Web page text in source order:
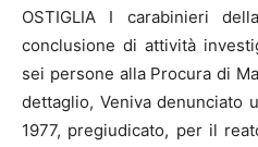
OSTIGLIA I carabinieri
conclusione di attività
sei persone alla Procura di
dettaglio, Veniva denunciato
1977, pregiudicato, per il